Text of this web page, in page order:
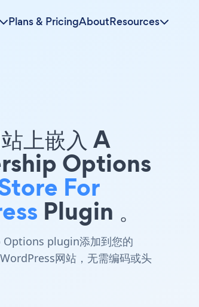
Plans & PricingAboutResources
上嵌入 A
Options
For
Plugin 。
plugin添加到您的
网站，无需编码或头